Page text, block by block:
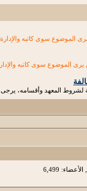
الموضوع سوى كاتبه
يرى الموضوع سوى كاتبه
المعهد وأقسامه، يرجى